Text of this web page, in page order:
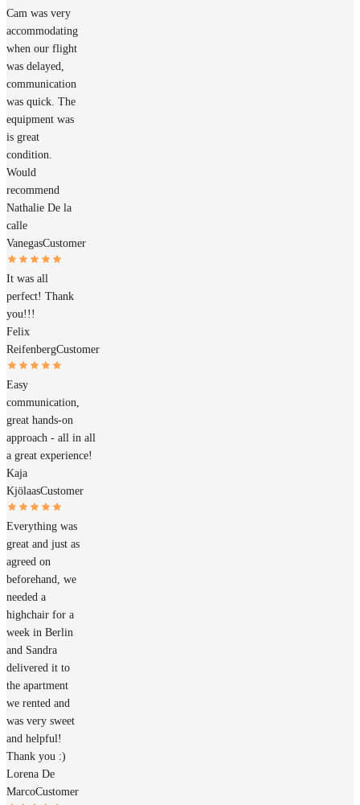
Cam was very
accommodating
when our flight
was delayed,
communication
was quick. The
equipment was
is great
condition.
Would
recommend
Nathalie De la
calle
VanegasCustomer
It was all
perfect! Thank
you!!!
Felix
ReifenbergCustomer
Easy
communication,
great hands-on
approach - all in all
a great experience!
Kaja
KjölaasCustomer
Everything was
great and just as
agreed on
beforehand, we
needed a
highchair for a
week in Berlin
and Sandra
delivered it to
the apartment
we rented and
was very sweet
and helpful!
Thank you :)
Lorena De
MarcoCustomer